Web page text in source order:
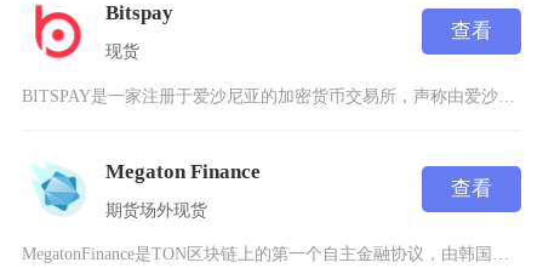
Bitspay
现货
查看
BITSPAY是一家注册于爱沙尼亚的加密货币交易所，声称由爱沙尼亚金融情报部门(FIU)许
Megaton Finance
期货场外现货
查看
MegatonFinance是TON区块链上的第一个自主金融协议，由韩国区块链技术公司OZ